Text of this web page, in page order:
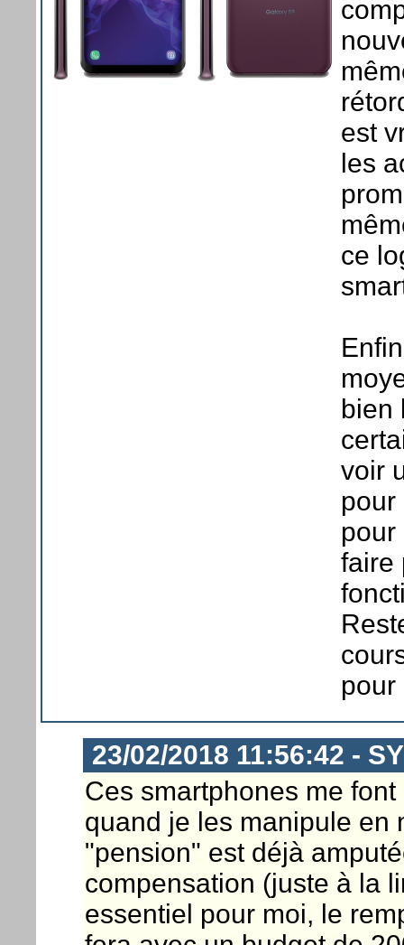
est
les
ce
bien
voir
pour
pour
faire
pour
23/02/2018 11:56:42 -
Ces smartphones me
quand je les manipule en
"pension" est déjà
compensation (juste à la
essentiel pour moi, le